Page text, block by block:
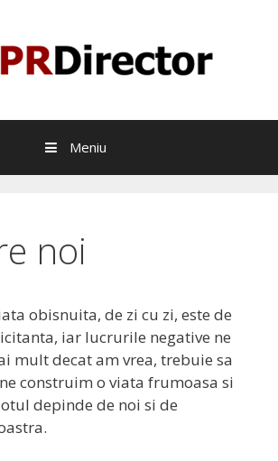
Meniu
noi
obisnuita, de zi cu zi, este de
iar lucrurile negative ne
mult decat am vrea, trebuie sa
construim o viata frumoasa si
depinde de noi si de